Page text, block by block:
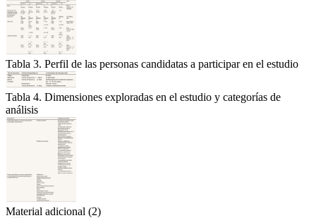
Tabla 3. Perfil de las personas candidatas a participar en el estudio
Tabla 4. Dimensiones exploradas en el estudio y categorías de
análisis
Material adicional (2)